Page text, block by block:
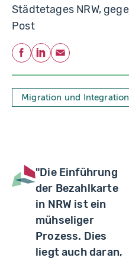
Städtetages NRW,
Post
Teilen
Facebook
LinkedIn
E-Mail
Migration und Integration
"Die Einführung
der Bezahlkarte
in NRW ist ein
mühseliger
Prozess. Dies
liegt auch daran,